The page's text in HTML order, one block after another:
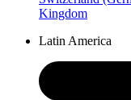
Kingdom
Latin America